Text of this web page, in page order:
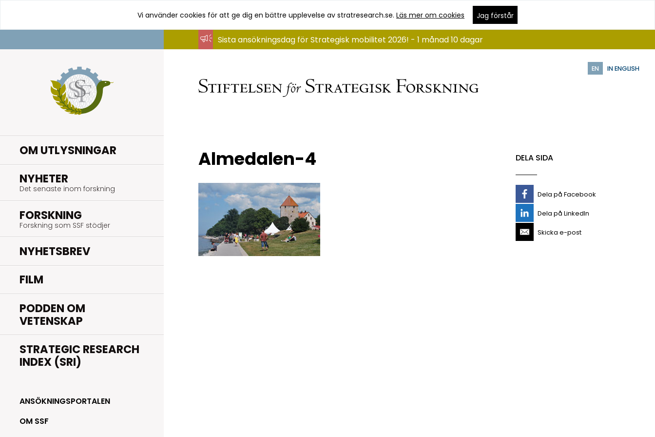
innehåll
Vi använder cookies för att ge dig en bättre upplevelse av stratresearch.se.Läs mer om cookies Jag förstår
EN IN ENGLISH
OM UTLYSNINGAR
NYHETER
Det senaste inom forskning
FORSKNING
Forskning som SSF stödjer
NYHETSBREV
FILM
PODDEN OM
VETENSKAP
STRATEGIC RESEARCH
INDEX (SRI)
ANSÖKNINGSPORTALEN
OM SSF
Sista ansökningsdag för Strategisk mobilitet 2026! - 1 månad 10 dagar
Almedalen-4 DELA SIDA
Dela på Facebook
Dela på LinkedIn
Skicka e-post